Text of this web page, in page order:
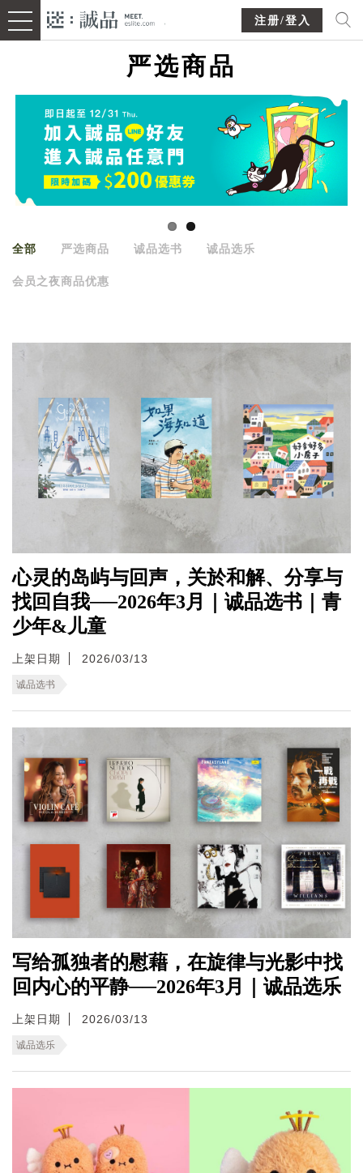
注册/登入
严选商品
全部 严选商品 诚品选书 诚品选乐
会员之夜商品优惠
心灵的岛屿与回声，关於和解、分享与
找回自我──2026年3月｜诚品选书｜青
少年&儿童
上架日期 2026/03/13
诚品选书
写给孤独者的慰藉，在旋律与光影中找
回内心的平静──2026年3月｜诚品选乐
上架日期 2026/03/13
诚品选乐